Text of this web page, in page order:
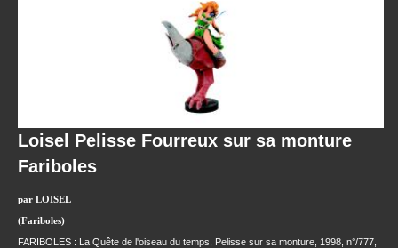
Loisel Pelisse Fourreux sur sa monture
Fariboles
par LOISEL
(Fariboles)
FARIBOLES : La Quête de l'oiseau du temps, Pelisse sur sa monture, 1998, n°/777,